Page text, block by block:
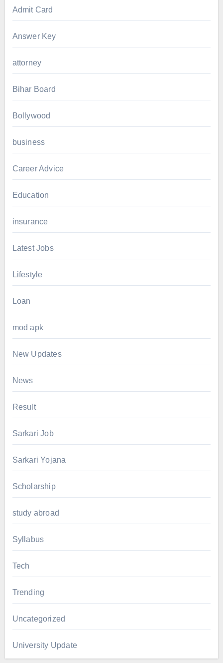
Admit Card
Answer Key
attorney
Bihar Board
Bollywood
business
Career Advice
Education
insurance
Latest Jobs
Lifestyle
Loan
mod apk
New Updates
News
Result
Sarkari Job
Sarkari Yojana
Scholarship
study abroad
Syllabus
Tech
Trending
Uncategorized
University Update